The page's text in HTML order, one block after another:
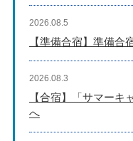
【準備合宿】準備合
2026.08.5
【合宿】「サマーキ
へ
2026.08.3